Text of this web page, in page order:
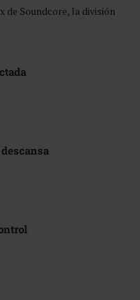
de Soundcore, la división